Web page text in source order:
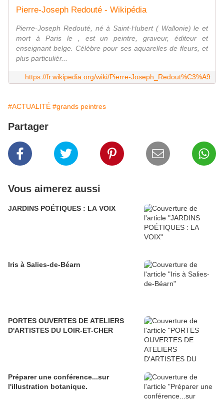
Pierre-Joseph Redouté - Wikipédia
Pierre-Joseph Redouté, né à Saint-Hubert ( Wallonie) le et
mort à Paris le , est un peintre, graveur, éditeur et
enseignant belge. Célèbre pour ses aquarelles de fleurs, et
plus particulièr...
https://fr.wikipedia.org/wiki/Pierre-Joseph_Redout%C3%A9
#ACTUALITÉ #grands peintres
Partager
Vous aimerez aussi
JARDINS POÉTIQUES : LA VOIX
Iris à Salies-de-Béarn
PORTES OUVERTES DE ATELIERS
D'ARTISTES DU LOIR-ET-CHER
Préparer une conférence...sur
l'illustration botanique.